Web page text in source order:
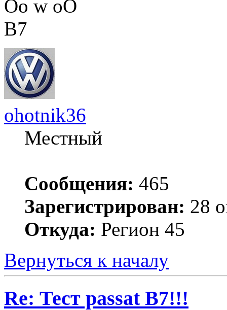
Оо w оО
В7
ohotnik36
Местный
Сообщения: 465
Зарегистрирован: 28
Откуда: Регион 45
Вернуться к началу
Re: Тест passat B7!!!